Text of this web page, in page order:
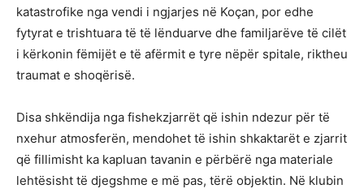
katastrofike nga vendi i ngjarjes në Koçan, por edhe
fytyrat e trishtuara të të lënduarve dhe familjarëve të cilët
i kërkonin fëmijët e të afërmit e tyre nëpër spitale, riktheu
traumat e shoqërisë.
Disa shkëndija nga fishekzjarrët që ishin ndezur për të
nxehur atmosferën, mendohet të ishin shkaktarët e zjarrit
që fillimisht ka kapluan tavanin e përbërë nga materiale
lehtësisht të djegshme e më pas, tërë objektin. Në klubin